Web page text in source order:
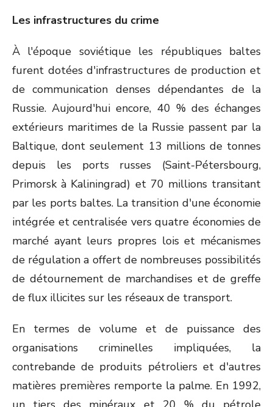
Les infrastructures du crime
À l'époque soviétique les républiques baltes
furent dotées d'infrastructures de production et
de communication denses dépendantes de la
Russie. Aujourd'hui encore, 40 % des échanges
extérieurs maritimes de la Russie passent par la
Baltique, dont seulement 13 millions de tonnes
depuis les ports russes (Saint-Pétersbourg,
Primorsk à Kaliningrad) et 70 millions transitant
par les ports baltes. La transition d'une économie
intégrée et centralisée vers quatre économies de
marché ayant leurs propres lois et mécanismes
de régulation a offert de nombreuses possibilités
de détournement de marchandises et de greffe
de flux illicites sur les réseaux de transport.
En termes de volume et de puissance des
organisations criminelles impliquées, la
contrebande de produits pétroliers et d'autres
matières premières remporte la palme. En 1992,